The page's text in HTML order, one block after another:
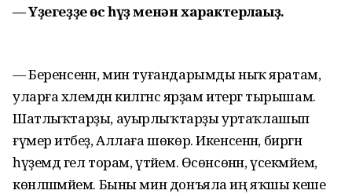
— Үҙегеҙҙе өс һүҙ менән характерлағыҙ.
— Беренсенән, мин туғандарымды ныҡ яратам,
уларға хәлемдән килгәнсә ярҙам итергә тырышам.
Шатлыҡтарҙы, ауырлыҡтарҙы уртаҡлашып
ғүмер итәбеҙ, Аллаға шөкөр. Икенсенән, биргән
һүҙемдә гел торам, үтәйем. Өсөнсөнән, үсекмәйем,
көнләшмәйем. Быны мин донъяла иң яҡшы кеше